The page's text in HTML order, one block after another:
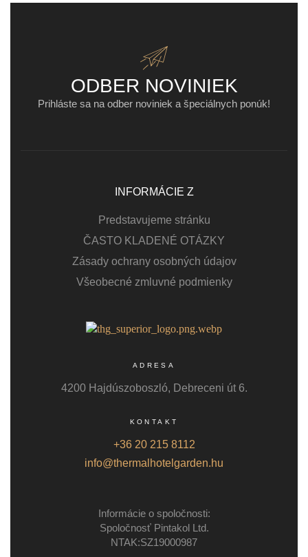
ODBER NOVINIEK
Prihláste sa na odber noviniek a špeciálnych ponúk!
INFORMÁCIE Z
Predstavujeme stránku
ČASTO KLADENÉ OTÁZKY
Zásady ochrany osobných údajov
Všeobecné zmluvné podmienky
ADRESA
4200 Hajdúszoboszló, Debreceni út 6.
KONTAKT
+36 20 215 8112
info@thermalhotelgarden.hu
Informácie o spoločnosti:
Spoločnosť Pintakol Ltd.
NTAK:SZ19000987